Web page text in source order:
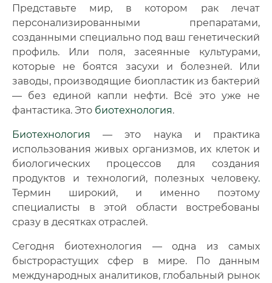
Представьте мир, в котором рак лечат
персонализированными препаратами,
созданными специально под ваш генетический
профиль. Или поля, засеянные культурами,
которые не боятся засухи и болезней. Или
заводы, производящие биопластик из бактерий
— без единой капли нефти. Всё это уже не
фантастика. Это биотехнология.
Биотехнология
— это наука и практика
использования живых организмов, их клеток и
биологических процессов для создания
продуктов и технологий, полезных человеку.
Термин широкий, и именно поэтому
специалисты в этой области востребованы
сразу в десятках отраслей.
Сегодня биотехнология — одна из самых
быстрорастущих сфер в мире. По данным
международных аналитиков, глобальный рынок